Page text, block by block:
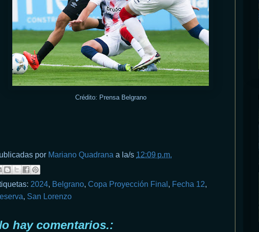
Crédito: Prensa Belgrano
por Mariano Quadrana a la/s 12:09 p.m.
2024, Belgrano, Copa Proyección Final , Fecha 12,
, San Lorenzo
hay comentarios.: